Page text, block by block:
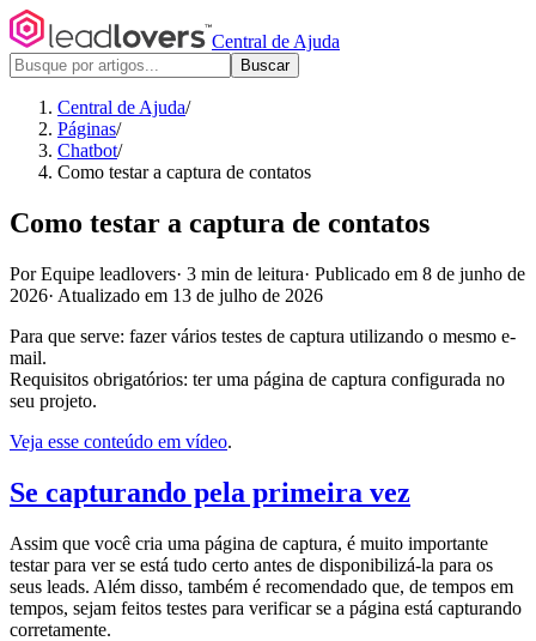
Central de Ajuda
Buscar
Central de Ajuda/
Páginas/
Chatbot/
Como testar a captura de contatos
Como testar a captura de contatos
Por Equipe leadlovers· 3 min de leitura· Publicado em 8 de junho de
2026· Atualizado em 13 de julho de 2026
Para que serve: fazer vários testes de captura utilizando o mesmo e-
mail.
Requisitos obrigatórios: ter uma página de captura configurada no
seu projeto.
Veja esse conteúdo em vídeo.
Se capturando pela primeira vez
Assim que você cria uma página de captura, é muito importante
testar para ver se está tudo certo antes de disponibilizá-la para os
seus leads. Além disso, também é recomendado que, de tempos em
tempos, sejam feitos testes para verificar se a página está capturando
corretamente.